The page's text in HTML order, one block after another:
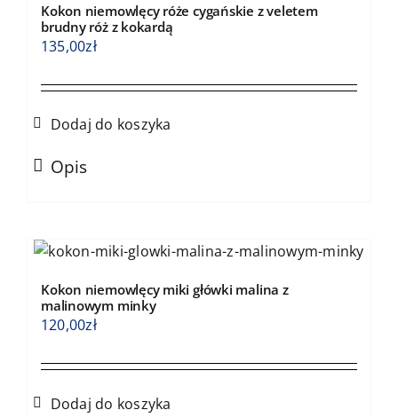
Kokon niemowlęcy róże cygańskie z veletem
brudny róż z kokardą
135,00zł
Dodaj do koszyka
Opis
Kokon niemowlęcy miki główki malina z
malinowym minky
120,00zł
Dodaj do koszyka